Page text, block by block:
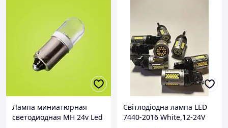
Лампа миниатюрная
светодиодная МН 24v Led
Світлодіодна лампа LED
7440-2016 White,12-24V